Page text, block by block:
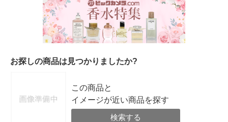
お探しの商品は見つかりましたか?
この商品と
イメージが近い商品を探す
検索する